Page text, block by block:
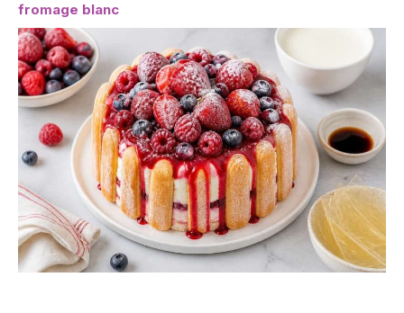
fromage blanc